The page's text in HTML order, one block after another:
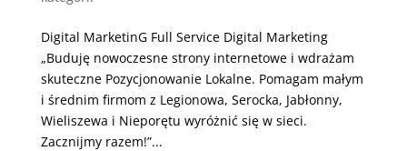
Digital MarketinG Full Service Digital Marketing
„Buduję nowoczesne strony internetowe i wdrażam
skuteczne Pozycjonowanie Lokalne. Pomagam małym
i średnim firmom z Legionowa, Serocka, Jabłonny,
Wieliszewa i Nieporętu wyróżnić się w sieci.
Zacznijmy razem!”...